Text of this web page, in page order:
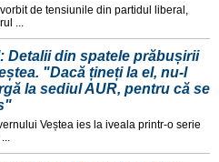
de tensiunile din partidul liberal,
...
Detalii din spatele prăbușirii
"Dacă țineți la el, nu-l
la sediul AUR, pentru că se
Veștea ies la iveala printr-o serie